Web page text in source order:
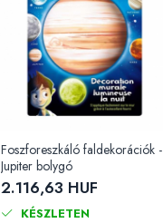
Foszforeszkáló faldekorációk -
Jupiter bolygó
2.116,63 HUF
KÉSZLETEN